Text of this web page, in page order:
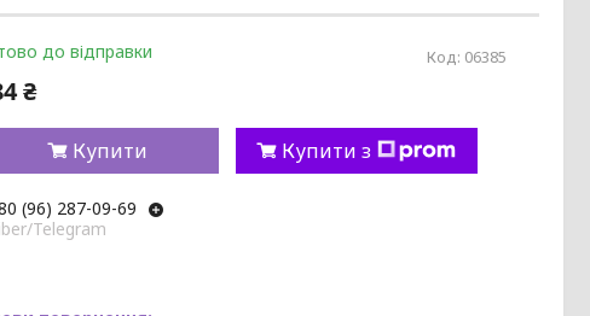
до відправки Код: 06385
₴
Купити Купити з
(96) 287-09-69
Telegram